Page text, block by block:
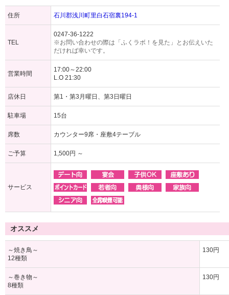
住所 石川郡浅川町里白石宿裏194-1
TEL
0247-36-1222
※お問い合わせの際は「ふくラボ！を見た」とお伝えいた
だければ幸いです。
営業時間
17:00～22:00
L.O 21:30
店休日 第1・第3月曜日、第3日曜日
駐車場 15台
席数 カウンター9席・座敷4テーブル
ご予算 1,500円 ～
サービス
オススメ
～焼き鳥～
12種類
130円
～巻き物～
8種類
130円